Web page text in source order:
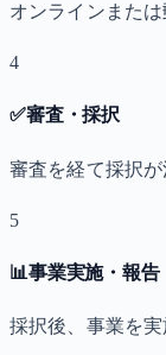
オンラインまた
4
✅審査・採択
審査を経て採択
5
📊事業実施・報告
採択後、事業を実